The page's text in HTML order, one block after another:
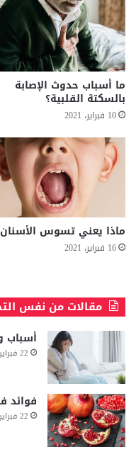
ما أسباب حدوث الإصابة
بالسكتة القلبية؟
10 فبراير، 2021
ماذا يعني تسوس
16 فبراير، 2021
مقالات من نفس
أسباب
22 فبراير، 2021
فوائد
22 فبراير، 2021